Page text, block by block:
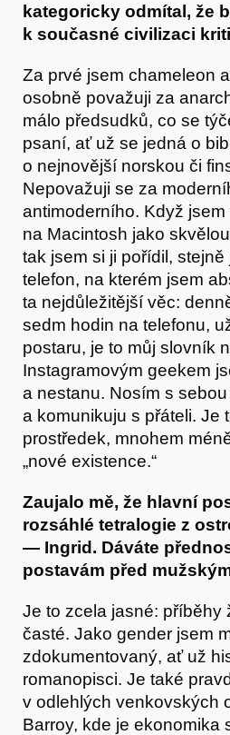
kategoricky odmítal, že
k současné civilizaci
Za prvé jsem chameleon
osobně považuji za
málo předsudků, co se
psaní, ať už se jedná o
o nejnovější norskou či
Nepovažuji se za
antimoderního. Když
na Macintosh jako
tak jsem si ji pořídil,
telefon, na kterém jsem
ta nejdůležitější věc:
sedm hodin na telefonu,
postaru, je to můj slovník
Instagramovým geekem
a nestanu. Nosím s
a komunikuju s přáteli. Je
prostředek, mnohem
„nové existence.“
Zaujalo mě, že hlavní
rozsáhlé tetralogie z
— Ingrid. Dáváte
postavám před
Je to zcela jasné: příběhy
časté. Jako gender jsem
zdokumentovaný, ať už
romanopisci. Je také
v odlehlých venkovských
Barroy, kde je ekonomika